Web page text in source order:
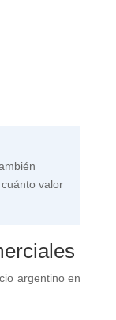
valor
argentino en